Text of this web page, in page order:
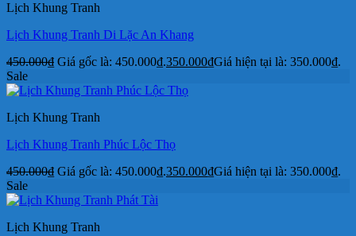
Lịch Khung Tranh
Lịch Khung Tranh Di Lặc An Khang
450.000₫ Giá gốc là: 450.000₫.350.000₫Giá hiện tại là: 350.000₫.
Sale
Lịch Khung Tranh
Lịch Khung Tranh Phúc Lộc Thọ
450.000₫ Giá gốc là: 450.000₫.350.000₫Giá hiện tại là: 350.000₫.
Sale
Lịch Khung Tranh